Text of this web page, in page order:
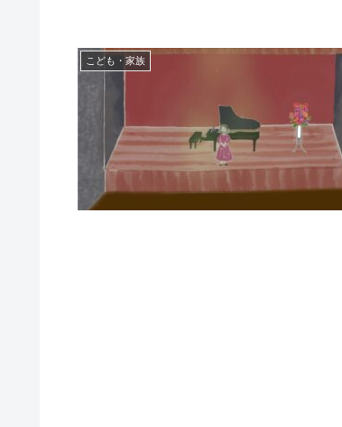
こども・家族